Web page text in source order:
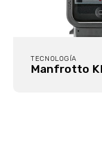
TECNOLOGÍA
Manfrotto